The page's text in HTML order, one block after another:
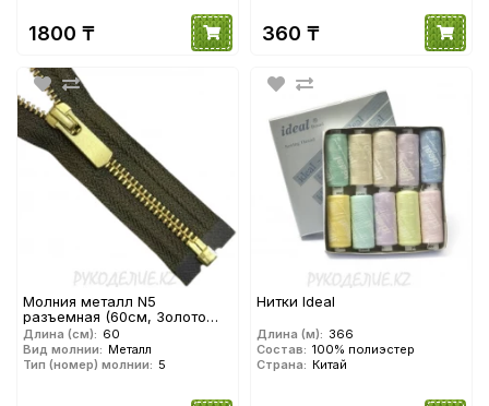
1800 ₸ 360 ₸
Молния металл N5
разъемная (60см, Золото
матовое) YKK
Длина (см): 60
Вид молнии: Металл
Тип (номер) молнии: 5
Нитки Ideal
Длина (м): 366
Состав: 100% полиэстер
Страна: Китай